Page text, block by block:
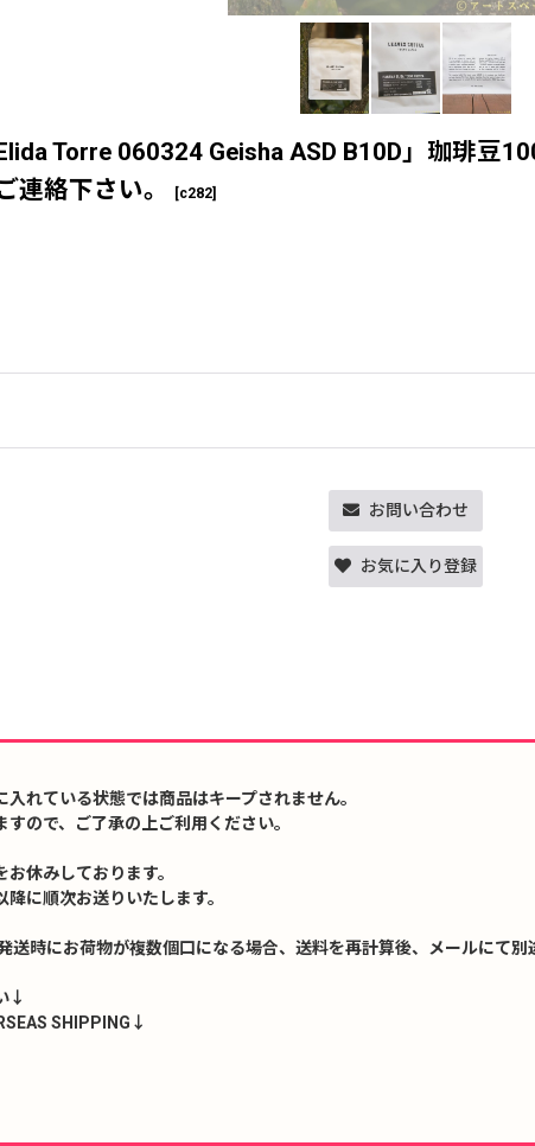
Torre 060324 Geisha ASD B10D」珈琲
連絡下さい。
[c282]
お問い合わせ
お気に入り登録
れている状態では商品はキープされません。
ので、ご了承の上ご利用ください。
休みしております。
に順次お送りいたします。
時にお荷物が複数個口になる場合、送料を再計算後、メールにて別
↓
SHIPPING↓